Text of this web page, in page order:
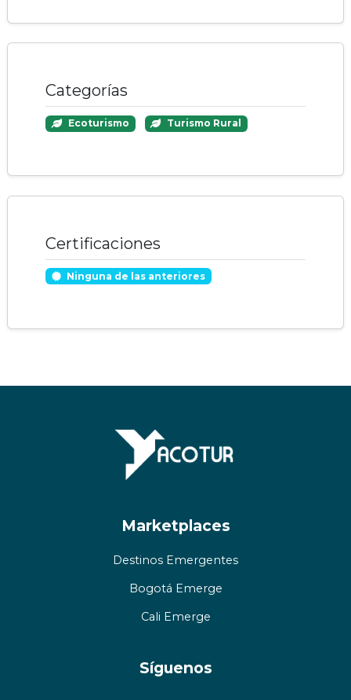
Categorías
Ecoturismo Turismo Rural
Certificaciones
Ninguna de las anteriores
Marketplaces
Destinos Emergentes
Bogotá Emerge
Cali Emerge
Síguenos